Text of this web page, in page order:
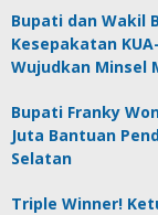
Bupati dan Wakil
Kesepakatan
Wujudkan Minsel
Bupati Franky
Juta Bantuan
Selatan
Triple Winner!